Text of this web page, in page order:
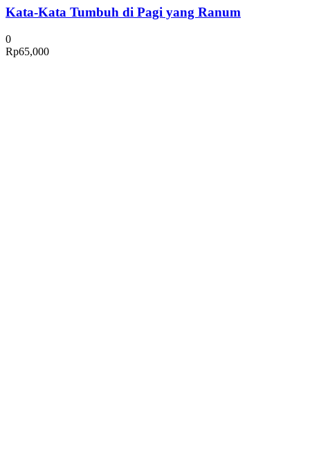
Kata-Kata Tumbuh di Pagi yang Ranum
0
Rp65,000